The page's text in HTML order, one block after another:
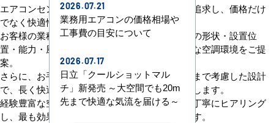
エアコンセンターACは、「格安＋α」の価値を追求し、価格だけ
でなく快適性と機能性にもこだわっています。
お客様の業種や施設の形態に合わせて、室内機の形状・設置位
置・能力・風向きなどを総合的に検討し、最適な空調環境をご提
案。
さらに、お手入れのしやすさやメンテナンス性まで考慮した設計
で、長く快適にご使用いただけるようサポートします。
経験豊富な空調技術者が現場の状況やご要望を丁寧にヒアリング
し、最も効果的で効率的なプランをお届けします。
2026.07.21
業務用エアコンの価格相場や
工事費の目安について
2026.07.17
日立「クールショットマル
チ」新発売 ～大空間でも20m
先まで快適な気流を届ける～